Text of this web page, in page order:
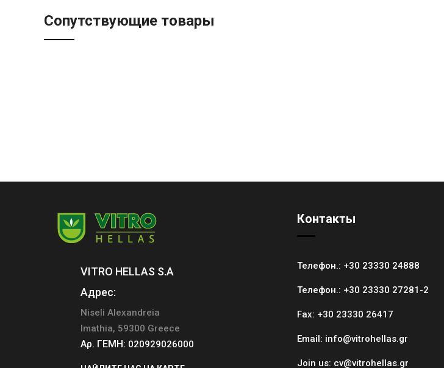
Сопутствующие товары
VITRO HELLAS S.A
Адрес:
Niseli Alexandreia
Imathia, 59300 Greece
Αρ. ΓΕΜΗ: 020929026000
Контакты
Телефон.: +30 23330 24888
Телефон.: +30 23330 27281-2
Fax: +30 23330 26417
Email: info@vitrohellas.gr
Join us: cv@vitrohellas.gr